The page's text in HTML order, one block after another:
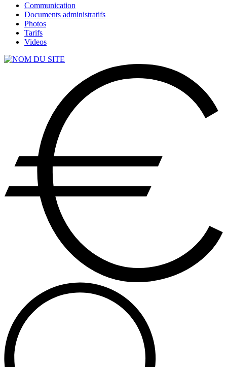
Communication
Documents administratifs
Photos
Tarifs
Videos